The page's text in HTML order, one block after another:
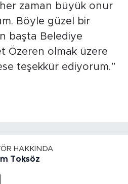
zaman büyük onur
Böyle güzel bir
başta Belediye
Özeren olmak üzere
teşekkür ediyorum.”
HAKKINDA
Toksöz